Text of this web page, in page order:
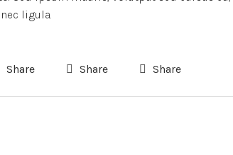
ligula.
Share Share Share